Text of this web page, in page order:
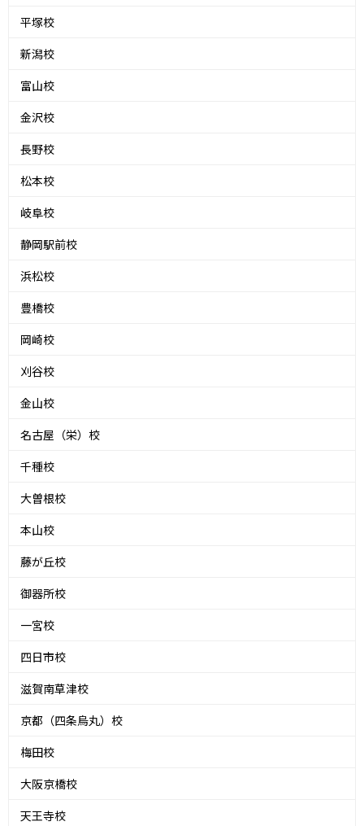
平塚校
新潟校
富山校
金沢校
長野校
松本校
岐阜校
静岡駅前校
浜松校
豊橋校
岡崎校
刈谷校
金山校
名古屋（栄）校
千種校
大曽根校
本山校
藤が丘校
御器所校
一宮校
四日市校
滋賀南草津校
京都（四条烏丸）校
梅田校
大阪京橋校
天王寺校